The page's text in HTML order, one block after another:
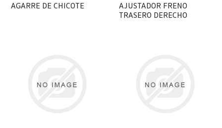
AGARRE DE CHICOTE
AJUSTADOR FRENO
TRASERO DERECHO